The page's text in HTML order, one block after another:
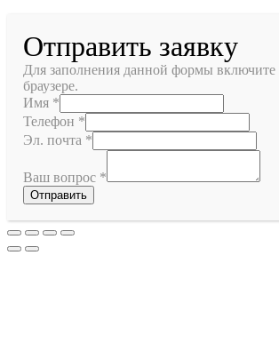
Отправить заявку
Для заполнения данной формы включите
браузере.
Имя *
Телефон *
Эл. почта *
Ваш вопрос *
Отправить